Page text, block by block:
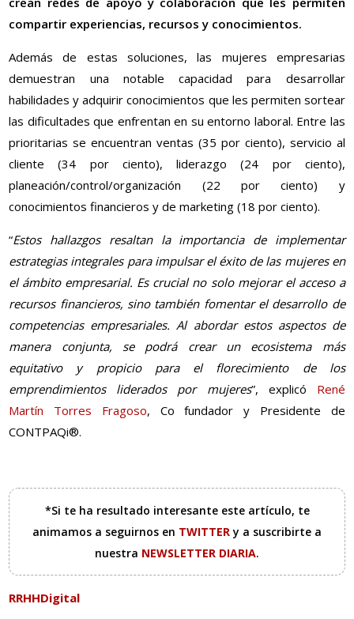
compartir experiencias, recursos y conocimientos.
Además de estas soluciones, las mujeres empresarias
demuestran una notable capacidad para desarrollar
habilidades y adquirir conocimientos que les permiten sortear
las dificultades que enfrentan en su entorno laboral. Entre las
prioritarias se encuentran ventas (35 por ciento), servicio al
cliente (34 por ciento), liderazgo (24 por ciento),
planeación/control/organización (22 por ciento) y
conocimientos financieros y de marketing (18 por ciento).
“Estos hallazgos resaltan la importancia de implementar
estrategias integrales para impulsar el éxito de las mujeres en
el ámbito empresarial. Es crucial no solo mejorar el acceso a
recursos financieros, sino también fomentar el desarrollo de
competencias empresariales. Al abordar estos aspectos de
manera conjunta, se podrá crear un ecosistema más
equitativo y propicio para el florecimiento de los
emprendimientos liderados por mujeres”, explicó René
Martín Torres Fragoso, Co fundador y Presidente de
CONTPAQi®.
*Si te ha resultado interesante este artículo, te
animamos a seguirnos en TWITTERy a suscribirte a
nuestra NEWSLETTER DIARIA.
RRHHDigital